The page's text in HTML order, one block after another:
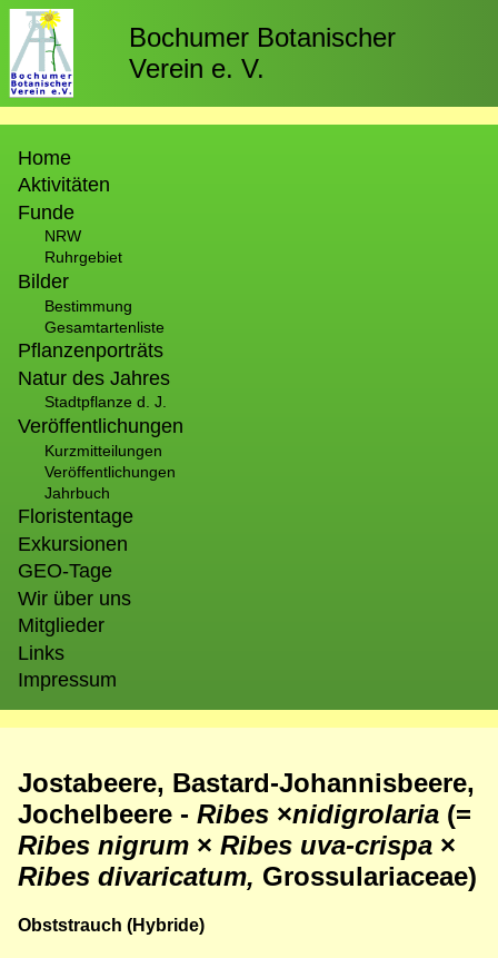
Direkt
zum
Inhalt
Bochumer Botanischer
Verein e. V.
Home
Aktivitäten
Funde
NRW
Ruhrgebiet
Bilder
Bestimmung
Gesamtartenliste
Pflanzenporträts
Natur des Jahres
Stadtpflanze d. J.
Veröffentlichungen
Kurzmitteilungen
Veröffentlichungen
Jahrbuch
Floristentage
Exkursionen
GEO-Tage
Wir über uns
Mitglieder
Links
Impressum
Jostabeere, Bastard-Johannisbeere,
Jochelbeere - Ribes ×nidigrolaria (=
Ribes nigrum × Ribes uva-crispa ×
Ribes divaricatum, Grossulariaceae)
Obststrauch (Hybride)